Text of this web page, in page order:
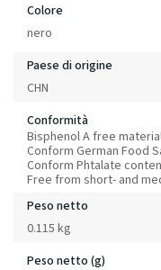
Colore
nero
Paese di origine
CHN
Conformità
Bisphenol A free
Conform German Food
Conform Phtalate
Free from short- and
Peso netto
0.115 kg
Peso netto (g)